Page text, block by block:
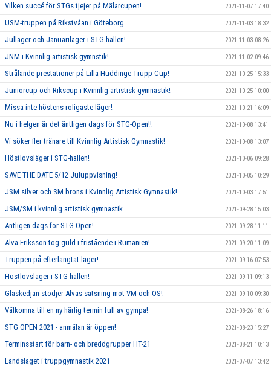
Vilken succé för STGs tjejer på Mälarcupen! 2021-11-07 17:40
USM-truppen på Rikstvåan i Göteborg 2021-11-03 18:32
Julläger och Januariläger i STG-hallen! 2021-11-03 08:26
JNM i Kvinnlig artistisk gymnstik! 2021-11-02 09:46
Strålande prestationer på Lilla Huddinge Trupp Cup! 2021-10-25 15:33
Juniorcup och Rikscup i Kvinnlig artistisk gymnastik! 2021-10-25 10:00
Missa inte höstens roligaste läger! 2021-10-21 16:09
Nu i helgen är det äntligen dags för STG-Open!! 2021-10-08 13:41
Vi söker fler tränare till Kvinnlig Artistisk Gymnastik! 2021-10-08 13:07
Höstlovsläger i STG-hallen! 2021-10-06 09:28
SAVE THE DATE 5/12 Juluppvisning! 2021-10-05 10:29
JSM silver och SM brons i Kvinnlig Artistisk Gymnastik! 2021-10-03 17:51
JSM/SM i kvinnlig artistisk gymnastik 2021-09-28 15:03
Äntligen dags för STG-Open! 2021-09-28 11:11
Alva Eriksson tog guld i fristående i Rumänien! 2021-09-20 11:09
Truppen på efterlängtat läger! 2021-09-16 07:53
Höstlovsläger i STG-hallen! 2021-09-11 09:13
Glaskedjan stödjer Alvas satsning mot VM och OS! 2021-09-10 09:30
Välkomna till en ny härlig termin full av gympa! 2021-08-26 18:16
STG OPEN 2021 - anmälan är öppen! 2021-08-23 15:27
Terminsstart för barn- och breddgrupper HT-21 2021-08-21 10:13
Landslaget i truppgymnastik 2021 2021-07-07 13:42